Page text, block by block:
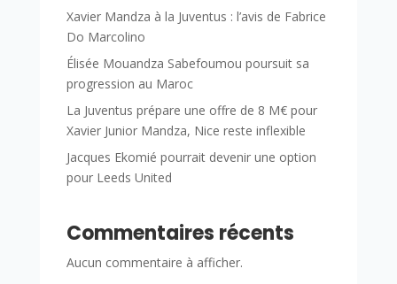
Xavier Mandza à la Juventus : l’avis de Fabrice
Do Marcolino
Élisée Mouandza Sabefoumou poursuit sa
progression au Maroc
La Juventus prépare une offre de 8 M€ pour
Xavier Junior Mandza, Nice reste inflexible
Jacques Ekomié pourrait devenir une option
pour Leeds United
Commentaires récents
Aucun commentaire à afficher.